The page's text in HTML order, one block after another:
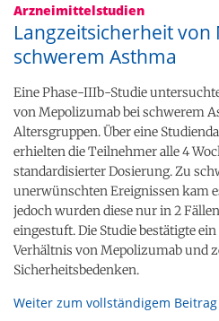
Arzneimittelstudien
Langzeitsicherheit
schwerem Asthma
Eine Phase-IIIb-Studie
von Mepolizumab bei schwerem
Altersgruppen. Über eine
erhielten die Teilnehmer alle 4
standardisierter Dosierung. Zu
unerwünschten Ereignissen kam
jedoch wurden diese nur in 2
eingestuft. Die Studie bestätigte
Verhältnis von Mepolizumab und
Sicherheitsbedenken.
Weiter zum vollständigem